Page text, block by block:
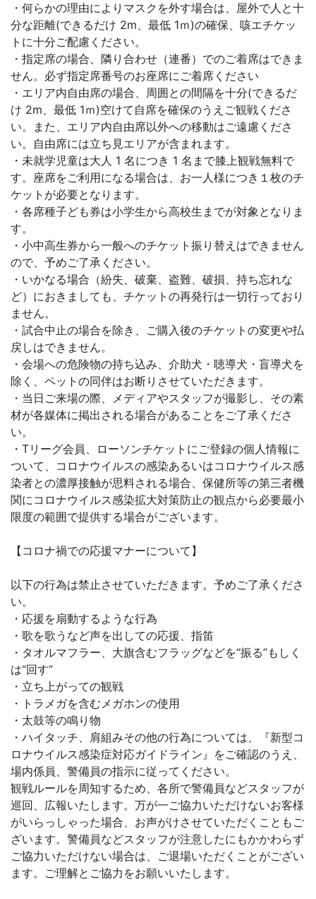
・何らかの理由によりマスクを外す場合は、屋外で人と十
分な距離(できるだけ 2m、最低 1ｍ)の確保、咳エチケッ
トに十分ご配慮ください。
・指定席の場合、隣り合わせ（連番）でのご着席はできま
せん。必ず指定席番号のお座席にご着席ください
・エリア内自由席の場合、周囲との間隔を十分(できるだ
け 2m、最低 1ｍ)空けて自席を確保のうえご観戦くださ
い。また、エリア内自由席以外への移動はご遠慮くださ
い。自由席には立ち見エリアが含まれます。
・未就学児童は大人 1 名につき 1 名まで膝上観戦無料で
す。座席をご利用になる場合は、お一人様につき１枚のチ
ケットが必要となります。
・各席種子ども券は小学生から高校生までが対象となりま
す。
・小中高生券から一般へのチケット振り替えはできません
ので、予めご了承ください。
・いかなる場合（紛失、破棄、盗難、破損、持ち忘れな
ど）におきましても、チケットの再発行は一切行っており
ません。
・試合中止の場合を除き、ご購入後のチケットの変更や払
戻しはできません。
・会場への危険物の持ち込み、介助犬・聴導犬・盲導犬を
除く、ペットの同伴はお断りさせていただきます。
・当日ご来場の際、メディアやスタッフが撮影し、その素
材が各媒体に掲出される場合があることをご了承くださ
い。
・Tリーグ会員、ローソンチケットにご登録の個人情報に
ついて、コロナウイルスの感染あるいはコロナウイルス感
染者との濃厚接触が思料される場合、保健所等の第三者機
関にコロナウイルス感染拡大対策防止の観点から必要最小
限度の範囲で提供する場合がございます。
【コロナ禍での応援マナーについて】
以下の行為は禁止させていただきます。予めご了承くださ
い。
・応援を扇動するような行為
・歌を歌うなど声を出しての応援、指笛
・タオルマフラー、大旗含むフラッグなどを“振る”もしく
は“回す”
・立ち上がっての観戦
・トラメガを含むメガホンの使用
・太鼓等の鳴り物
・ハイタッチ、肩組みその他の行為については、『新型コ
ロナウイルス感染症対応ガイドライン』をご確認のうえ、
場内係員、警備員の指示に従ってください。
観戦ルールを周知するため、各所で警備員などスタッフが
巡回、広報いたします。万が一ご協力いただけないお客様
がいらっしゃった場合、お声がけさせていただくこともご
ざいます。警備員などスタッフが注意したにもかかわらず
ご協力いただけない場合は、ご退場いただくことがござい
ます。ご理解とご協力をお願いいたします。